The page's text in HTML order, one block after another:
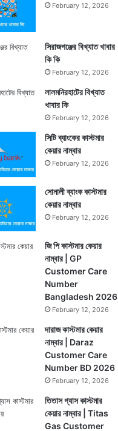
February 12, 2026
সিরাজগঞ্জের বিখ্যাত খাবার
কি কি
February 12, 2026
লালমনিরহাটের বিখ্যাত
খাবার কি
February 12, 2026
সিটি ব্যাংকের কাস্টমার
কেয়ার নাম্বার
February 12, 2026
সোনালী ব্যাংক কাস্টমার
কেয়ার নাম্বার
February 12, 2026
জি পি কাস্টমার কেয়ার
নাম্বার | GP
Customer Care
Number
Bangladesh 2026
February 12, 2026
দারাজ কাস্টমার কেয়ার
নাম্বার | Daraz
Customer Care
Number BD 2026
February 12, 2026
তিতাস গ্যাস কাস্টমার
কেয়ার নাম্বার | Titas
Gas Customer